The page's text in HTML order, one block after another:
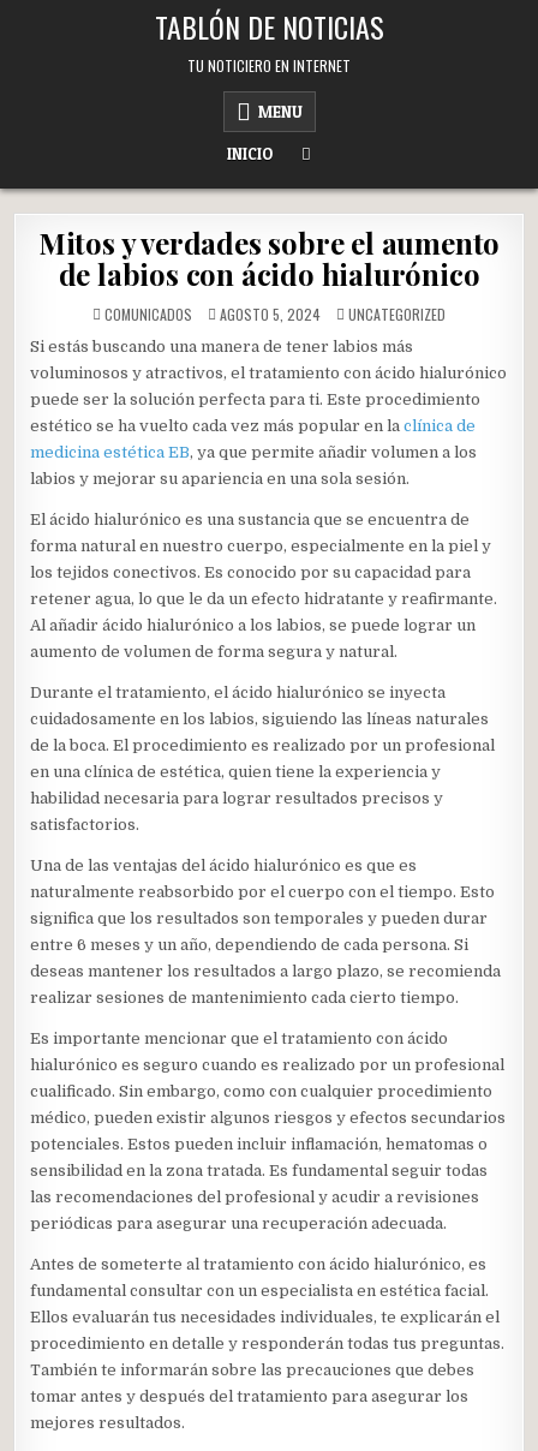
TABLÓN DE NOTICIAS
TU NOTICIERO EN INTERNET
MENU
INICIO
Mitos y verdades sobre el aumento
de labios con ácido hialurónico
COMUNICADOS AGOSTO 5, 2024 POSTED
IN
UNCATEGORIZED
Si estás buscando una manera de tener labios más
voluminosos y atractivos, el tratamiento con ácido hialurónico
puede ser la solución perfecta para ti. Este procedimiento
estético se ha vuelto cada vez más popular en laclínica de
medicina estética EB, ya que permite añadir volumen a los
labios y mejorar su apariencia en una sola sesión.
El ácido hialurónico es una sustancia que se encuentra de
forma natural en nuestro cuerpo, especialmente en la piel y
los tejidos conectivos. Es conocido por su capacidad para
retener agua, lo que le da un efecto hidratante y reafirmante.
Al añadir ácido hialurónico a los labios, se puede lograr un
aumento de volumen de forma segura y natural.
Durante el tratamiento, el ácido hialurónico se inyecta
cuidadosamente en los labios, siguiendo las líneas naturales
de la boca. El procedimiento es realizado por un profesional
en una clínica de estética, quien tiene la experiencia y
habilidad necesaria para lograr resultados precisos y
satisfactorios.
Una de las ventajas del ácido hialurónico es que es
naturalmente reabsorbido por el cuerpo con el tiempo. Esto
significa que los resultados son temporales y pueden durar
entre 6 meses y un año, dependiendo de cada persona. Si
deseas mantener los resultados a largo plazo, se recomienda
realizar sesiones de mantenimiento cada cierto tiempo.
Es importante mencionar que el tratamiento con ácido
hialurónico es seguro cuando es realizado por un profesional
cualificado. Sin embargo, como con cualquier procedimiento
médico, pueden existir algunos riesgos y efectos secundarios
potenciales. Estos pueden incluir inflamación, hematomas o
sensibilidad en la zona tratada. Es fundamental seguir todas
las recomendaciones del profesional y acudir a revisiones
periódicas para asegurar una recuperación adecuada.
Antes de someterte al tratamiento con ácido hialurónico, es
fundamental consultar con un especialista en estética facial.
Ellos evaluarán tus necesidades individuales, te explicarán el
procedimiento en detalle y responderán todas tus preguntas.
También te informarán sobre las precauciones que debes
tomar antes y después del tratamiento para asegurar los
mejores resultados.